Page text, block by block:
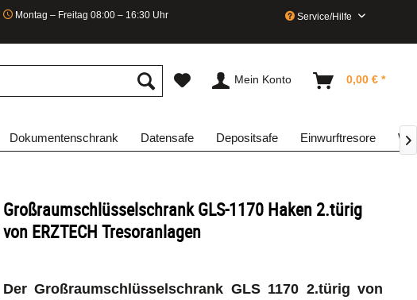
Montag – Freitag 08:00 – 16:30 Uhr Service/Hilfe
Mein Konto 0,00 € *
Dokumentenschrank Datensafe Depositsafe Einwurftresore 
Großraumschlüsselschrank GLS-1170 Haken 2.türig
von ERZTECH Tresoranlagen
Der Großraumschlüsselschrank GLS 1170 2.türig von